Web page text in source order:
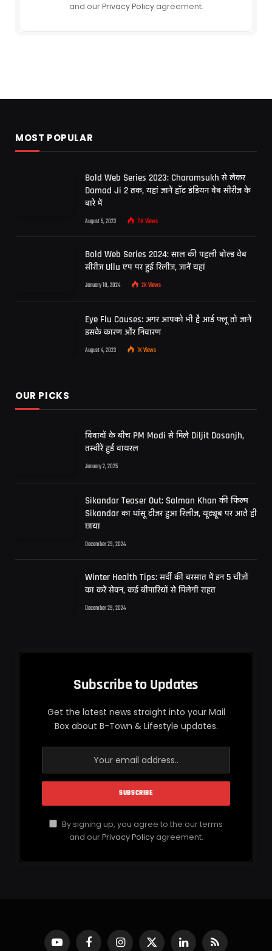
and ourPrivacy Policyagreement.
MOST POPULAR
Bold Web Series 2023: Charamsukh से लेकर
Damad Ji 2 तक, यहां जानें हॉट इंडियन वेब सीरीज के
बारे में
August 5, 2023 11KViews
Bold Web Series 2024: साल की पहली बोल्ड वेब
सीरीज Ullu एप पर हुई रिलीज, जानें यहां
January 18, 2024 2KViews
Eye Flu Causes: अगर आपको भी है आई फ्लू तो जानें
इसके कारण और निवारण
August 4, 2023 1KViews
OUR PICKS
विवादों के बीच PM Modi से मिले Diljit Dosanjh,
तस्वीरें हुईं वायरल
January 2, 2025
Sikandar Teaser Out: Salman Khan की फिल्म
Sikandar का धांसू टीजर हुआ रिलीज, यूट्यूब पर आते ही
छाया
December 29, 2024
Winter Health Tips: सर्दी की बरसात में इन 5 चीजों
का करें सेवन, कई बीमारियों से मिलेगी राहत
December 29, 2024
Subscribe to Updates
Get the latest news straight into your Mail
Box about B-Town & Lifestyle updates.
By signing up, you agree to the our terms
and ourPrivacy Policyagreement.
YouTubeFacebookInstagram
X LinkedInRSS